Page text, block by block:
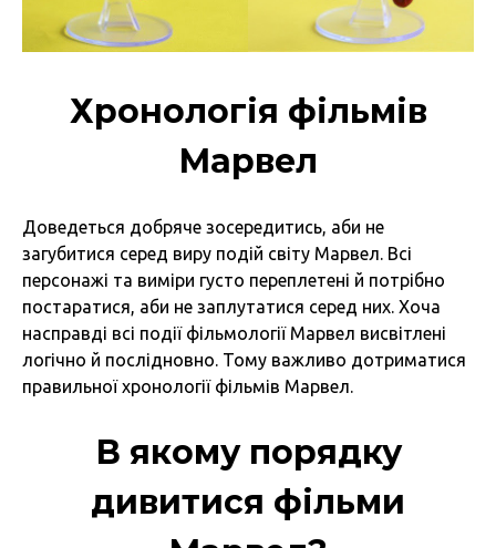
Хронологія фільмів
Марвел
Доведеться добряче зосередитись, аби не
загубитися серед виру подій світу Марвел. Всі
персонажі та виміри густо переплетені й потрібно
постаратися, аби не заплутатися серед них. Хоча
насправді всі події фільмології Марвел висвітлені
логічно й послідновно. Тому важливо дотриматися
правильної хронології фільмів Марвел.
В якому порядку
дивитися фільми